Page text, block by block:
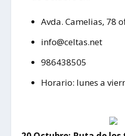
Avda. Camelias, 78
info@celtas.net
986438505
Horario: lunes a